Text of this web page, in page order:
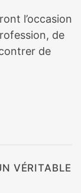
l’occasion
de
de
VÉRITABLE